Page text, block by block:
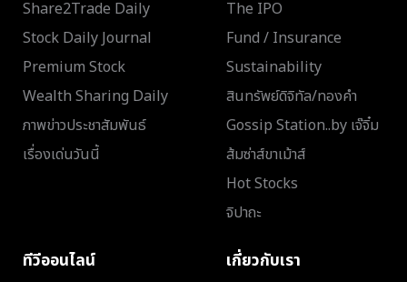
Share2Trade Daily
Stock Daily Journal
Premium Stock
Wealth Sharing Daily
ภาพข่าวประชาสัมพันธ์
เรื่องเด่นวันนี้
The IPO
Fund / Insurance
Sustainability
สินทรัพย์ดิจิทัล/ทองคำ
Gossip Station..by เจ๊จิ๋ม
ส้มซ่าส์ขาเม้าส์
Hot Stocks
จิปาถะ
ทีวีออนไลน์ เกี่ยวกับเรา